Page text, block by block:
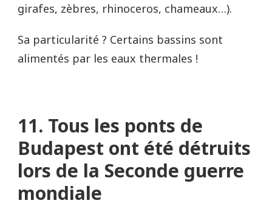
girafes, zèbres, rhinoceros, chameaux…).
Sa particularité ? Certains bassins sont
alimentés par les eaux thermales !
11. Tous les ponts de
Budapest ont été détruits
lors de la Seconde guerre
mondiale